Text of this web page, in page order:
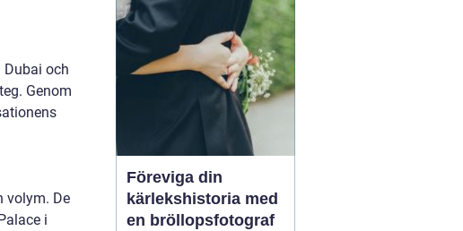
Dubai och
Genom
volym. De
i
Föreviga din
kärlekshistoria med
en bröllopsfotograf